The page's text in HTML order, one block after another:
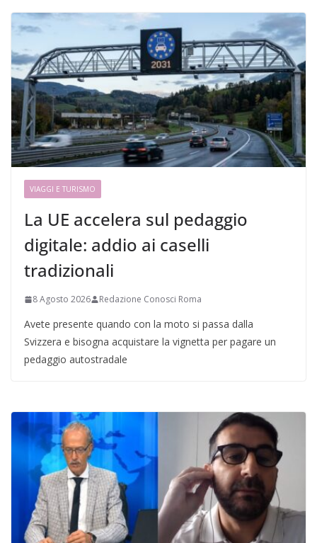
VIAGGI E TURISMO
La UE accelera sul pedaggio
digitale: addio ai caselli
tradizionali
8 Agosto 2026 Redazione Conosci Roma
Avete presente quando con la moto si passa dalla
Svizzera e bisogna acquistare la vignetta per pagare un
pedaggio autostradale